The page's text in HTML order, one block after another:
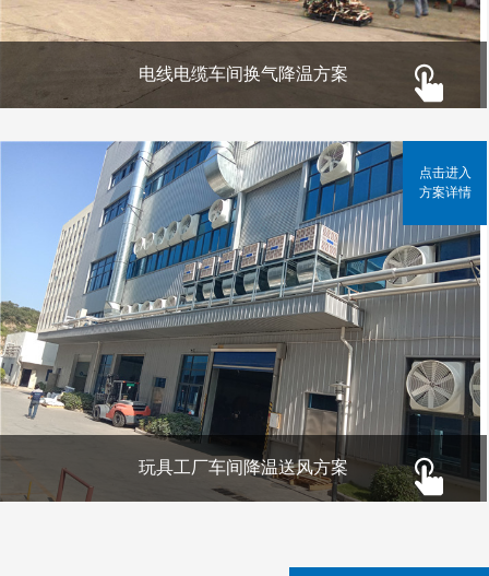
电线电缆车间换气降温方案
玩具工厂车间降温送风方案
点击进入
方案详情